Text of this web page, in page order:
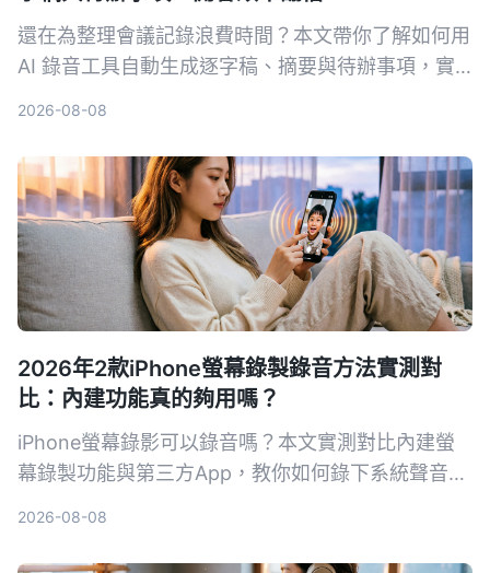
還在為整理會議記錄浪費時間？本文帶你了解如何用
AI 錄音工具自動生成逐字稿、摘要與待辦事項，實
2026-08-08
2026年2款iPhone螢幕錄製錄音方法實測對
比：內建功能真的夠用嗎？
iPhone螢幕錄影可以錄音嗎？本文實測對比內建螢
幕錄製功能與第三方App，教你如何錄下系統聲音和
2026-08-08